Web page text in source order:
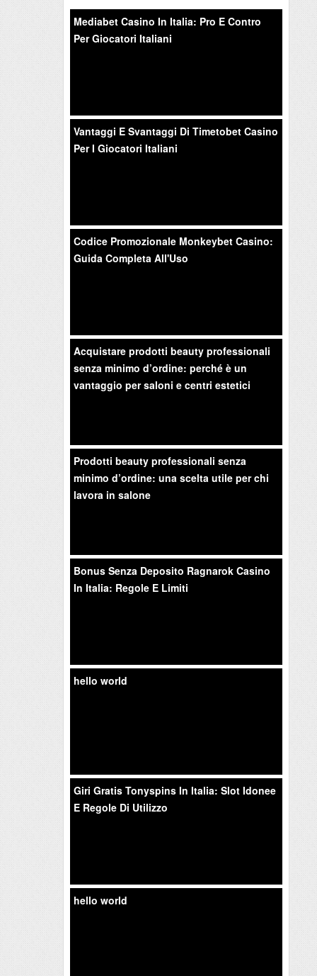
Mediabet Casino In Italia: Pro E Contro
Per Giocatori Italiani
Vantaggi E Svantaggi Di Timetobet Casino
Per I Giocatori Italiani
Codice Promozionale Monkeybet Casino:
Guida Completa All'Uso
Acquistare prodotti beauty professionali
senza minimo d’ordine: perché è un
vantaggio per saloni e centri estetici
Prodotti beauty professionali senza
minimo d’ordine: una scelta utile per chi
lavora in salone
Bonus Senza Deposito Ragnarok Casino
In Italia: Regole E Limiti
hello world
Giri Gratis Tonyspins In Italia: Slot Idonee
E Regole Di Utilizzo
hello world